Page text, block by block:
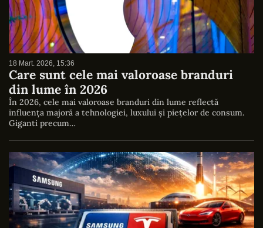
18 Mart. 2026, 15:36
Care sunt cele mai valoroase branduri
din lume în 2026
În 2026, cele mai valoroase branduri din lume reflectă
influența majoră a tehnologiei, luxului și piețelor de consum.
Giganti precum…